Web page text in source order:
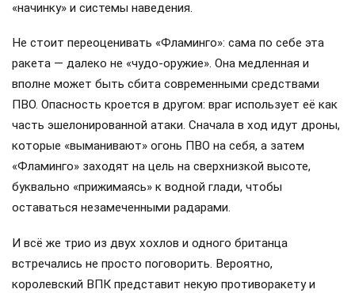
«начинку» и системы наведения.
Не стоит переоценивать «Фламинго»: сама по себе эта
ракета — далеко не «чудо-оружие». Она медленная и
вполне может быть сбита современными средствами
ПВО. Опасность кроется в другом: враг использует её как
часть эшелонированной атаки. Сначала в ход идут дроны,
которые «выманивают» огонь ПВО на себя, а затем
«Фламинго» заходят на цель на сверхнизкой высоте,
буквально «прижимаясь» к водной глади, чтобы
оставаться незамеченными радарами.
И всё же трио из двух хохлов и одного британца
встречались не просто поговорить. Вероятно,
королевский ВПК представит некую противоракету и